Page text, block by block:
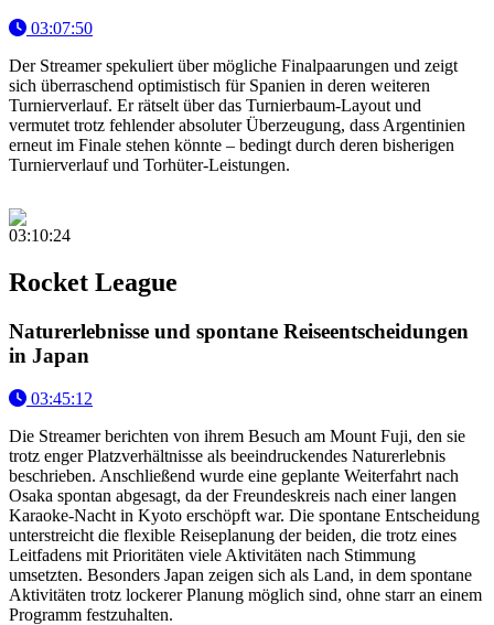
03:07:50
Der Streamer spekuliert über mögliche Finalpaarungen und zeigt
sich überraschend optimistisch für Spanien in deren weiteren
Turnierverlauf. Er rätselt über das Turnierbaum-Layout und
vermutet trotz fehlender absoluter Überzeugung, dass Argentinien
erneut im Finale stehen könnte – bedingt durch deren bisherigen
Turnierverlauf und Torhüter-Leistungen.
03:10:24
Rocket League
Naturerlebnisse und spontane Reiseentscheidungen
in Japan
03:45:12
Die Streamer berichten von ihrem Besuch am Mount Fuji, den sie
trotz enger Platzverhältnisse als beeindruckendes Naturerlebnis
beschrieben. Anschließend wurde eine geplante Weiterfahrt nach
Osaka spontan abgesagt, da der Freundeskreis nach einer langen
Karaoke-Nacht in Kyoto erschöpft war. Die spontane Entscheidung
unterstreicht die flexible Reiseplanung der beiden, die trotz eines
Leitfadens mit Prioritäten viele Aktivitäten nach Stimmung
umsetzten. Besonders Japan zeigen sich als Land, in dem spontane
Aktivitäten trotz lockerer Planung möglich sind, ohne starr an einem
Programm festzuhalten.